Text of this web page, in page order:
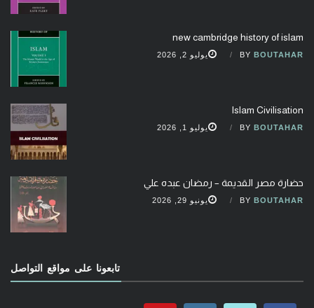
new cambridge history of islam
BY BOUTAHAR يوليو 2, 2026
Islam Civilisation
BY BOUTAHAR يوليو 1, 2026
حضارة مصر القديمة – رمضان عبده علي
BY BOUTAHAR يونيو 29, 2026
تابعونا على مواقع التواصل